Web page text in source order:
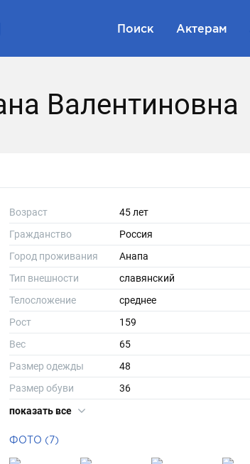
Поиск Актерам
Валентиновна
Возраст
45 лет
Гражданство
Россия
Город проживания
Анапа
Тип внешности
славянский
Телосложение
среднее
Рост
159
Вес
65
Размер одежды
48
Размер обуви
36
Длина волос
показать все
ФОТО (7)